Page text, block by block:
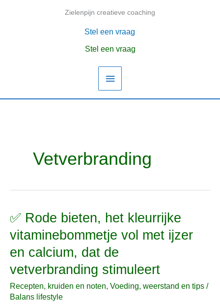
Zielenpijn creatieve coaching
Hoofdmenu
Stel een vraag
Stel een vraag
Vetverbranding
✅ Rode bieten, het kleurrijke
vitaminebommetje vol met ijzer
en calcium, dat de
vetverbranding stimuleert
Recepten, kruiden en noten, Voeding, weerstand en tips /
Balans lifestyle
✅
bieten,
het
kleurrijke
vitaminebommetje
vol
met